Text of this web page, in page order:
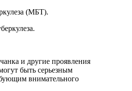
и другие проявления
быть серьезным
внимательного